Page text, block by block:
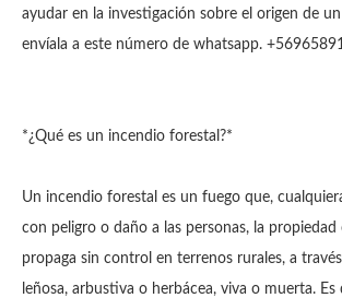
ayudar en la investigación sobre el origen de
envíala a este número de whatsapp.
*¿Qué es un incendio forestal?*
Un incendio forestal es un fuego que,
con peligro o daño a las personas, la propiedad
propaga sin control en terrenos rurales, a
leñosa, arbustiva o herbácea, viva o muerta. Es